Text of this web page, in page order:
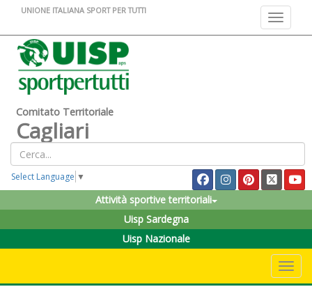
Toggle
UNIONE ITALIANA SPORT PER TUTTI
Comitato Territoriale
Cagliari
Select Language ▼
Attività sportive territoriali
Uisp Sardegna
Uisp Nazionale